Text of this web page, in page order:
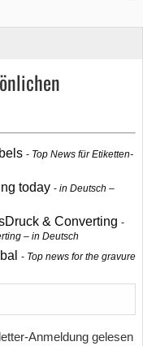
Top News für Etiketten-
today
in Deutsch –
& Converting
– in Deutsch
Top news for the gravure
Anmeldung gelesen